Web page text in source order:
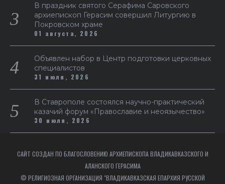
В праздник святого Серафима Саровского
архиепископ Герасим совершил Литургию в
Покровском храме
01 августа, 2026
Объявлен набор в Центр подготовки церковных
специалистов
31 июля, 2026
В Ставрополе состоялся научно-практический
казачий форум «Православие и неоязычество»
30 июля, 2026
САЙТ СОЗДАН ПО БЛАГОСЛОВЕНИЮ АРХИЕПИСКОПА ВЛАДИКАВКАЗСКОГО И
АЛАНСКОГО ГЕРАСИМА
© РЕЛИГИОЗНАЯ ОРГАНИЗАЦИЯ "ВЛАДИКАВКАЗСКАЯ ЕПАРХИЯ РУССКОЙ